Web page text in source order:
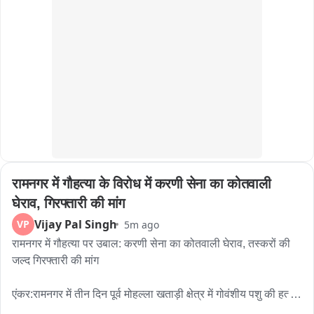
रामनगर में गौहत्या के विरोध में करणी सेना का कोतवाली
घेराव, गिरफ्तारी की मांग
VP Vijay Pal Singh 5m ago
रामनगर में गौहत्या पर उबाल: करणी सेना का कोतवाली घेराव, तस्करों की
जल्द गिरफ्तारी की मांग
एंकर:रामनगर में तीन दिन पूर्व मोहल्ला खताड़ी क्षेत्र में गोवंशीय पशु की हत्या